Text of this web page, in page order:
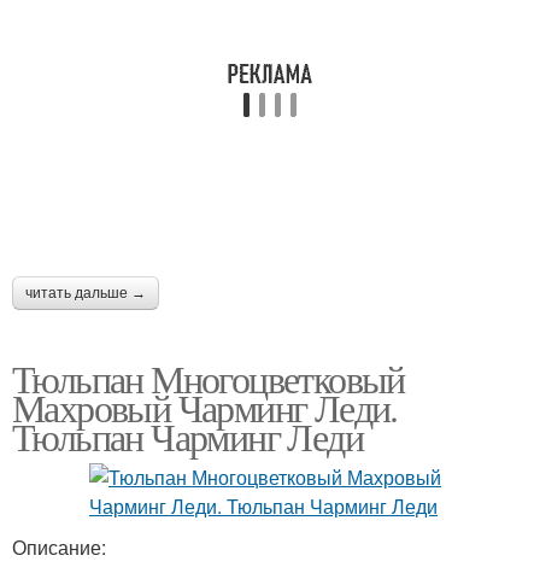
читать дальше →
Тюльпан Многоцветковый
Махровый Чарминг Леди.
Тюльпан Чарминг Леди
Описание: